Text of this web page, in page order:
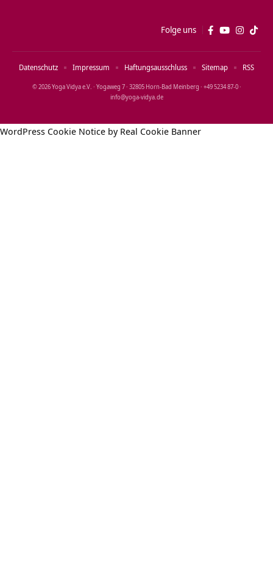
Folge uns
© 2026 Yoga Vidya e.V. · Yogaweg 7 · 32805 Horn‑Bad Meinberg · +49 5234 87‑0 ·
info@yoga‑vidya.de
Datenschutz Impressum Haftungsausschluss Sitemap RSS
WordPress Cookie Notice by Real Cookie Banner